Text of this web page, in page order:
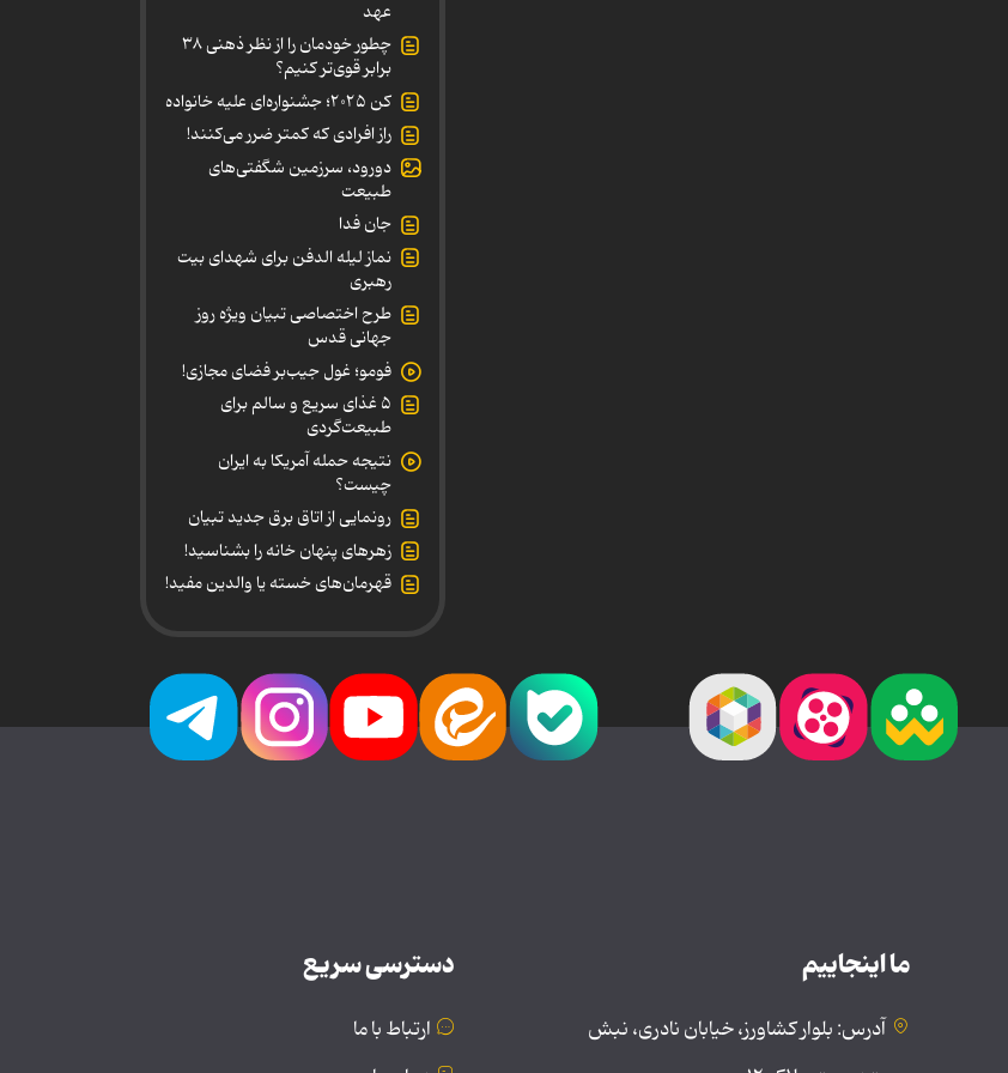
عهد
چطور خودمان را از نظر ذهنی ۳۸
برابر قوی‌تر کنیم؟
کن ۲۰۲۵؛ جشنواره‌ای علیه خانواده
راز افرادی که کمتر ضرر می‌کنند!
دورود، سرزمین شگفتی‌های
طبیعت
جان فدا
نماز لیله الدفن برای شهدای بیت
رهبری
طرح اختصاصی تبیان ویژه روز
جهانی قدس
فومو؛ غول جیب‌بر فضای مجازی!
۵ غذای سریع و سالم برای
طبیعت‌گردی
نتیجه حمله آمریکا به ایران
چیست؟
رونمایی از اتاق برق جدید تبیان
زهرهای پنهان خانه را بشناسید!
قهرمان‌های خسته یا والدین مفید!
ما اینجاییم
آدرس: بلوار کشاورز، خیابان نادری، نبش
دسترسی سریع
ارتباط با ما